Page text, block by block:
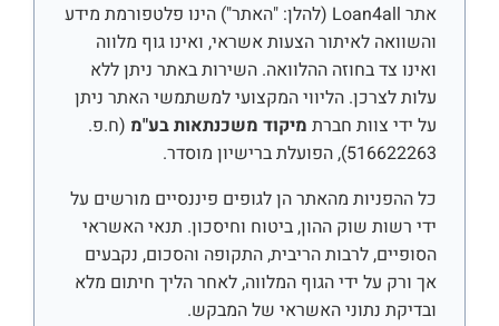
אתר Loan4all (להלן: "האתר") הינו פלטפורמת מידע
והשוואה לאיתור הצעות אשראי, ואינו גוף מלווה
ואינו צד בחוזה ההלוואה. השירות באתר ניתן ללא
עלות לצרכן. הליווי המקצועי למשתמשי האתר ניתן
על ידי צוות חברת מיקוד משכנתאות בע"מ (ח.פ.
516622263), הפועלת ברישיון מוסדר.
כל ההפניות מהאתר הן לגופים פיננסיים מורשים על
ידי רשות שוק ההון, ביטוח וחיסכון. תנאי האשראי
הסופיים, לרבות הריבית, התקופה והסכום, נקבעים
אך ורק על ידי הגוף המלווה, לאחר הליך חיתום מלא
ובדיקת נתוני האשראי של המבקש.